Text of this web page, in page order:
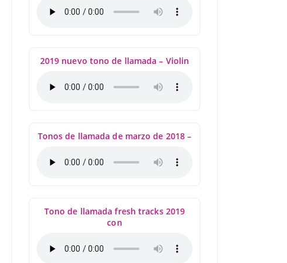
2019 nuevo tono de llamada – Violin
Tonos de llamada de marzo de 2018 –
Tono de llamada fresh tracks 2019
con